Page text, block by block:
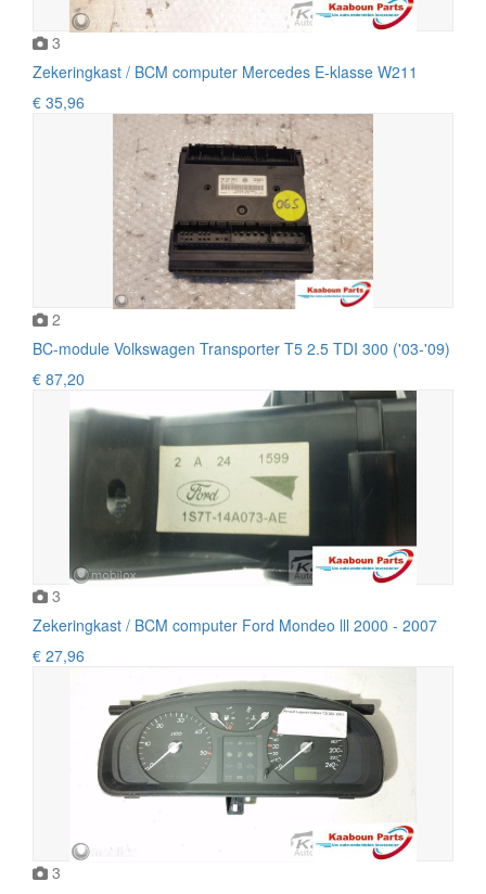
3
Zekeringkast / BCM computer Mercedes E-klasse W211
€ 35,96
2
BC-module Volkswagen Transporter T5 2.5 TDI 300 ('03-'09)
€ 87,20
3
Zekeringkast / BCM computer Ford Mondeo lll 2000 - 2007
€ 27,96
3